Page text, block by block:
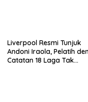
Liverpool Resmi Tunjuk
Andoni Iraola, Pelatih
Catatan 18 Laga Tak